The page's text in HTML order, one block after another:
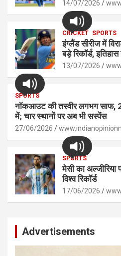
p
p
o
k
er k
14/07/2026
CRICKET SPORTS
इंग्लैंड सीरीज में
बड़े रिकॉर्ड,
13/07/2026
SPORTS
नॉकआउट की तस्वीर लगभग साफ,
में; चार स्थानों पर अब भी सस्पेंस
27/06/2026
SPORTS
मेसी का
विश्व रिकॉर्ड
17/06/2026
Advertisements